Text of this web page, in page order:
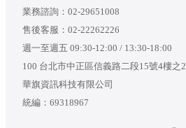
業務諮詢： 02-29651008
售後客服： 02-22262226
週一至週五 09:30-12:00 / 13:30-18:00
100 台北市中正區信義路二段15號4樓之2
華旗資訊科技有限公司
統編：69318967